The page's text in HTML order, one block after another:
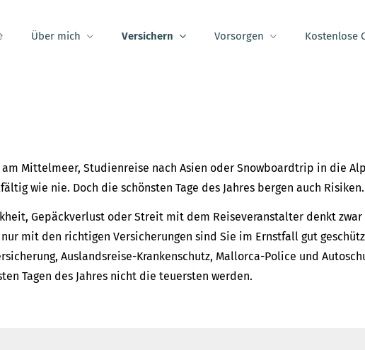
Über mich Versichern Vorsorgen Kostenlose
Mittelmeer, Studienreise nach Asien oder Snowboardtrip in die
wie nie. Doch die schönsten Tage des Jahres bergen auch Risiken.
Gepäckverlust oder Streit mit dem Reiseveranstalter denkt
mit den richtigen Versicherungen sind Sie im Ernstfall gut
Auslandsreise-Krankenschutz, Mallorca-Police und
Tagen des Jahres nicht die teuersten werden.